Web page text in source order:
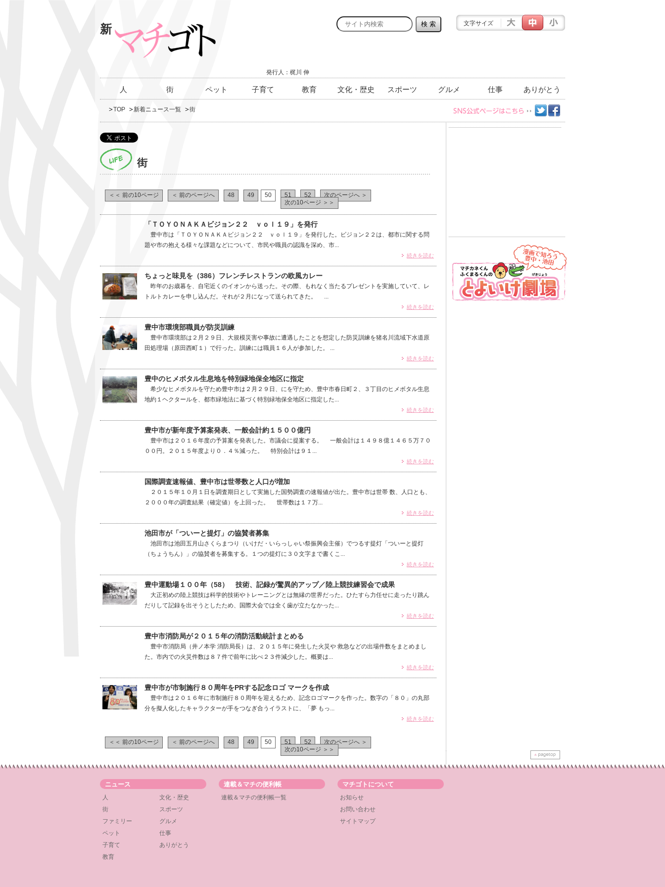
新
発行人：梶川 伸
文字サイズ
人 街 ペット 子育て 教育 文化・歴史 スポーツ グルメ 仕事 ありがとう
TOP 新着ニュース一覧 街
街
＜＜ 前の10ページ ＜ 前のページへ 48 49 50 51 52
次のページへ ＞
次の10ページ ＞＞
「ＴＯＹＯＮＡＫＡビジョン２２ ｖｏｌ１９」を発行
豊中市は「ＴＯＹＯＮＡＫＡビジョン２２ ｖｏｌ１９」を発行した。ビジョン２２は、都市に関する問
題や市の抱える様々な課題などについて、市民や職員の認識を深め、市...
続きを読む
ちょっと味見を（386）フレンチレストランの欧風カレー
昨年のお歳暮を、自宅近くのイオンから送った。その際、もれなく当たるプレゼントを実施していて、レ
トルトカレーを申し込んだ。それが２月になって送られてきた。 ...
続きを読む
豊中市環境部職員が防災訓練
豊中市環境部は２月２９日、大規模災害や事故に遭遇したことを想定した防災訓練を猪名川流域下水道原
田処理場（原田西町１）で行った。訓練には職員１６人が参加した。 ...
続きを読む
豊中のヒメボタル生息地を特別緑地保全地区に指定
希少なヒメボタルを守ため豊中市は２月２９日、にを守ため、豊中市春日町２、３丁目のヒメボタル生息
地約１ヘクタールを、都市緑地法に基づく特別緑地保全地区に指定した...
続きを読む
豊中市が新年度予算案発表、一般会計約１５００億円
豊中市は２０１６年度の予算案を発表した。市議会に提案する。 一般会計は１４９８億１４６５万７０
００円。２０１５年度より０．４％減った。 特別会計は９１...
続きを読む
国際調査速報値、豊中市は世帯数と人口が増加
２０１５年１０月１日を調査期日として実施した国勢調査の速報値が出た。豊中市は世帯 数、人口とも、
２０００年の調査結果（確定値）を上回った。 世帯数は１７万...
続きを読む
池田市が「ついーと提灯」の協賛者募集
池田市は池田五月山さくらまつり（いけだ・いらっしゃい祭振興会主催）でつるす提灯「ついーと提灯
（ちょうちん）」の協賛者を募集する。１つの提灯に３０文字まで書くこ...
続きを読む
豊中運動場１００年（58） 技術、記録が驚異的アップ／陸上競技練習会で成果
大正初めの陸上競技は科学的技術やトレーニングとは無縁の世界だった。ひたすら力任せに走ったり跳ん
だりして記録を出そうとしたため、国際大会では全く歯が立たなかった...
続きを読む
豊中市消防局が２０１５年の消防活動統計まとめる
豊中市消防局（井ノ本学 消防局長）は、２０１５年に発生した火災や 救急などの出場件数をまとめまし
た。市内での火災件数は８７件で前年に比べ２３件減少した。概要は...
続きを読む
豊中市が市制施行８０周年をPRする記念ロゴ マークを作成
豊中市は２０１６年に市制施行８０周年を迎えるため、記念ロゴマークを作った。数字の「８０」の丸部
分を擬人化したキャラクターが手をつなぎ合うイラストに、「夢 もっ...
続きを読む
＜＜ 前の10ページ ＜ 前のページへ 48 49 50 51 52
次のページへ ＞
次の10ページ ＞＞
ニュース
人
文化・歴史
街
スポーツ
ファミリー
グルメ
ペット
仕事
子育て
ありがとう
教育
連載＆マチの便利帳
連載＆マチの便利帳一覧
マチゴトについて
お知らせ
お問い合わせ
サイトマップ